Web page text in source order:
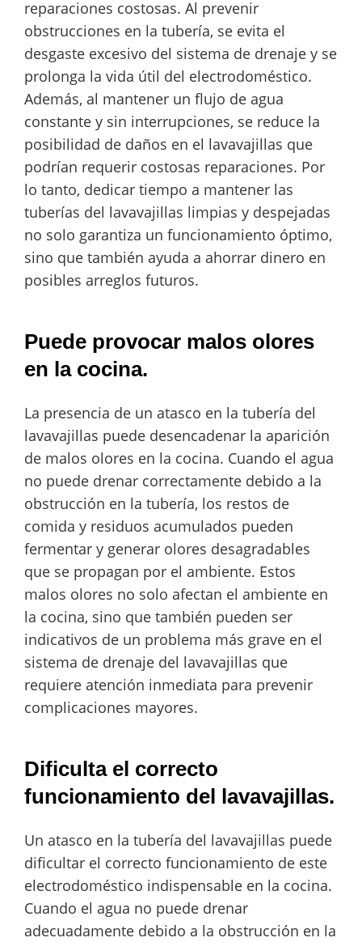
reparaciones costosas. Al prevenir
obstrucciones en la tubería, se evita el
desgaste excesivo del sistema de drenaje y se
prolonga la vida útil del electrodoméstico.
Además, al mantener un flujo de agua
constante y sin interrupciones, se reduce la
posibilidad de daños en el lavavajillas que
podrían requerir costosas reparaciones. Por
lo tanto, dedicar tiempo a mantener las
tuberías del lavavajillas limpias y despejadas
no solo garantiza un funcionamiento óptimo,
sino que también ayuda a ahorrar dinero en
posibles arreglos futuros.
Puede provocar malos olores
en la cocina.
La presencia de un atasco en la tubería del
lavavajillas puede desencadenar la aparición
de malos olores en la cocina. Cuando el agua
no puede drenar correctamente debido a la
obstrucción en la tubería, los restos de
comida y residuos acumulados pueden
fermentar y generar olores desagradables
que se propagan por el ambiente. Estos
malos olores no solo afectan el ambiente en
la cocina, sino que también pueden ser
indicativos de un problema más grave en el
sistema de drenaje del lavavajillas que
requiere atención inmediata para prevenir
complicaciones mayores.
Dificulta el correcto
funcionamiento del lavavajillas.
Un atasco en la tubería del lavavajillas puede
dificultar el correcto funcionamiento de este
electrodoméstico indispensable en la cocina.
Cuando el agua no puede drenar
adecuadamente debido a la obstrucción en la